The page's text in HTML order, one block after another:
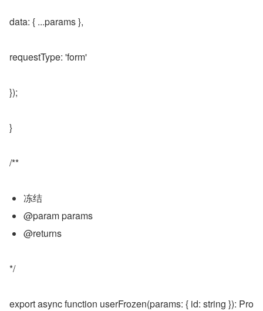
data: { ...params },
requestType: 'form'
});
}
/**
冻结
@param params
@returns
*/
export async function userFrozen(params: { id: string }): Pro